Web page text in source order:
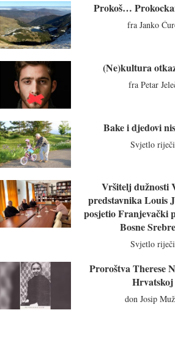
Prokoš…
fra Janko
(Ne)kultura
fra Petar
Bake i djedovi
Svjetlo riječi
Vršitelj dužnosti
predstavnika Louis
posjetio Franjevački
Bosne
Svjetlo riječi
Proroštva Therese
Hrvatskoj
don Josip